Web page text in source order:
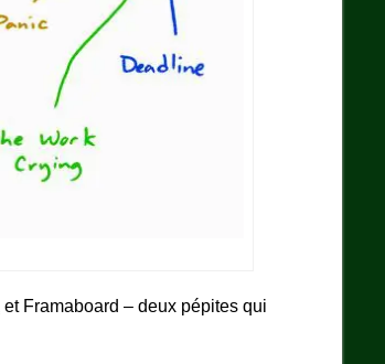
et Framaboard – deux pépites qui